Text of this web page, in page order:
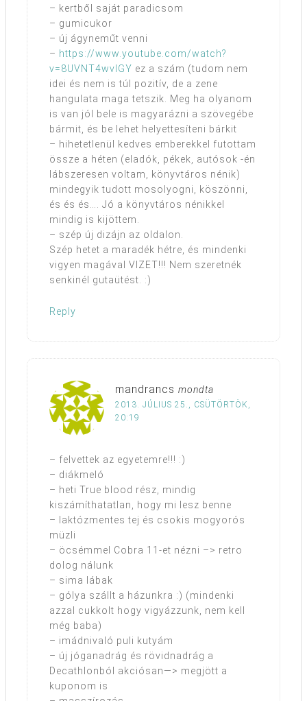
– kertből saját paradicsom
– gumicukor
– új ágyneműt venni
– https://www.youtube.com/watch?
v=8UVNT4wvIGY ez a szám (tudom nem
idei és nem is túl pozitív, de a zene
hangulata maga tetszik. Meg ha olyanom
is van jól bele is magyarázni a szövegébe
bármit, és be lehet helyettesíteni bárkit
– hihetetlenül kedves emberekkel futottam
össze a héten (eladók, pékek, autósok -én
lábszeresen voltam, könyvtáros nénik)
mindegyik tudott mosolyogni, köszönni,
és és és…. Jó a könyvtáros nénikkel
mindig is kijöttem.
– szép új dizájn az oldalon.
Szép hetet a maradék hétre, és mindenki
vigyen magával VIZET!!! Nem szeretnék
senkinél gutaütést. :)
Reply
mandrancs mondta
2013. JÚLIUS 25., CSÜTÖRTÖK,
20:19
– felvettek az egyetemre!!! :)
– diákmeló
– heti True blood rész, mindig
kiszámíthatatlan, hogy mi lesz benne
– laktózmentes tej és csokis mogyorós
müzli
– öcsémmel Cobra 11-et nézni –> retro
dolog nálunk
– sima lábak
– gólya szállt a házunkra :) (mindenki
azzal cukkolt hogy vigyázzunk, nem kell
még baba)
– imádnivaló puli kutyám
– új jóganadrág és rövidnadrág a
Decathlonból akciósan—> megjött a
kuponom is